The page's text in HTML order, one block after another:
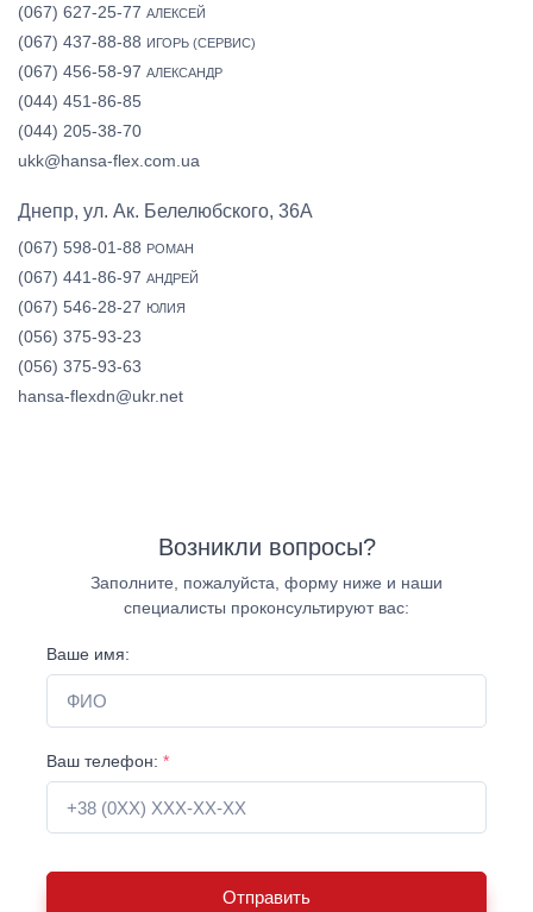
(067) 627-25-77 АЛЕКСЕЙ
(067) 437-88-88 ИГОРЬ (СЕРВИС)
(067) 456-58-97 АЛЕКСАНДР
(044) 451-86-85
(044) 205-38-70
ukk@hansa-flex.com.ua
Днепр, ул. Ак. Белелюбского, 36А
(067) 598-01-88 РОМАН
(067) 441-86-97 АНДРЕЙ
(067) 546-28-27 ЮЛИЯ
(056) 375-93-23
(056) 375-93-63
hansa-flexdn@ukr.net
Возникли вопросы?
Заполните, пожалуйста, форму ниже и наши
специалисты проконсультируют вас:
Ваше имя:
Ваш телефон: *
Отправить